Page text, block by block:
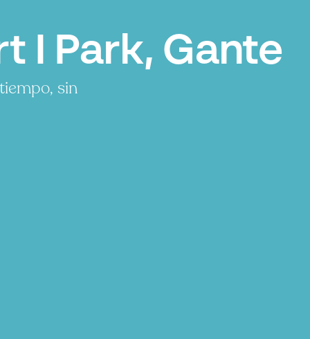
I Park, Gante
sin